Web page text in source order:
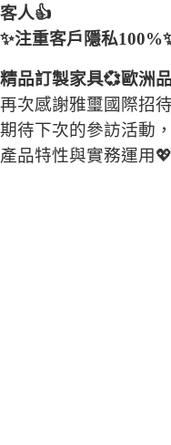
客人👍
✨注重客戶隱私
精品訂製家具💞歐洲
再次感謝雅璽國際招
期待下次的參訪活動
產品特性與實務運用💖